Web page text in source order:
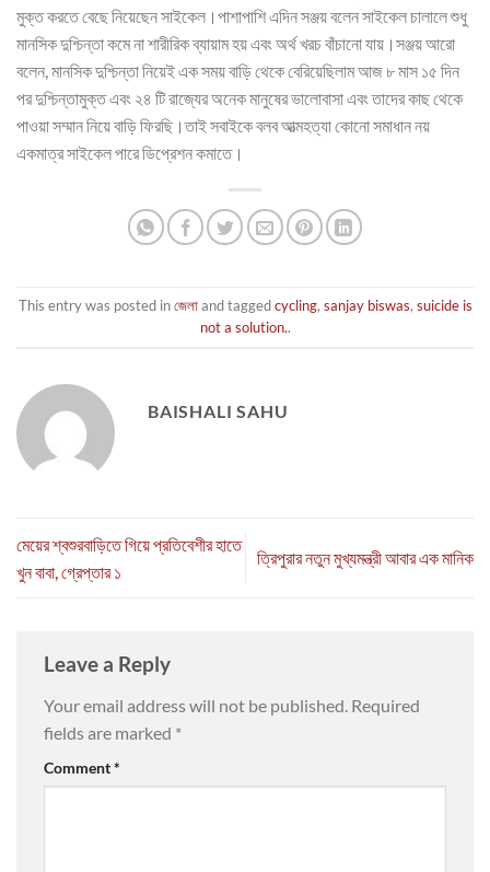
মুক্ত করতে বেছে নিয়েছেন সাইকেল।পাশাপাশি এদিন সঞ্জয় বলেন সাইকেল চালালে শুধু
মানসিক দুশ্চিন্তা কমে না শারীরিক ব্যায়াম হয় এবং অর্থ খরচ বাঁচানো যায়।সঞ্জয় আরো
বলেন, মানসিক দুশ্চিন্তা নিয়েই এক সময় বাড়ি থেকে বেরিয়েছিলাম আজ ৮ মাস ১৫ দিন
পর দুশ্চিন্তামুক্ত এবং ২৪ টি রাজ্যের অনেক মানুষের ভালোবাসা এবং তাদের কাছ থেকে
পাওয়া সম্মান নিয়ে বাড়ি ফিরছি।তাই সবাইকে বলব আত্মহত্যা কোনো সমাধান নয়
একমাত্র সাইকেল পারে ডিপ্রেশন কমাতে।
This entry was posted inজেলাand taggedcycling, sanjay biswas, suicide is
not a solution..
BAISHALI SAHU
মেয়ের শ্বশুরবাড়িতে গিয়ে প্রতিবেশীর হাতে
খুন বাবা, গ্রেপ্তার ১
ত্রিপুরার নতুন মুখ্যমন্ত্রী আবার এক মানিক
Leave a Reply
Your email address will not be published. Required
fields are marked *
Comment*